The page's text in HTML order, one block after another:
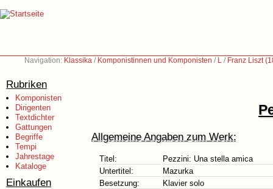
Navigation: Klassika / Komponistinnen und Komponisten / L / Franz Liszt
Rubriken
Komponisten
Dirigenten
Textdichter
Gattungen
Begriffe
Tempi
Jahrestage
Kataloge
Einkaufen
Allgemeine Angaben zum Werk:
Titel:
Pezzini: Una stella amica
Untertitel:
Mazurka
Besetzung:
Klavier solo